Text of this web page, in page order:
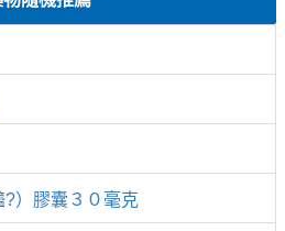
?）膠囊３０毫克